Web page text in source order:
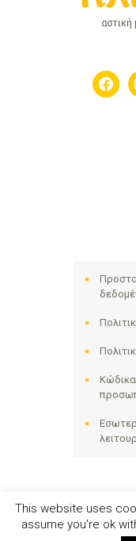
facebook
This website uses
assume you're ok